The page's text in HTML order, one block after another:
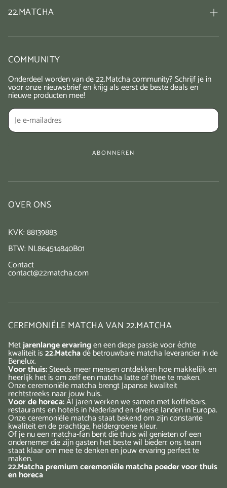
22.MATCHA
Japanse ceremoniële matcha van 22.Matcha
Hoe maak je matcha? Ceremoniële matcha voorbereiden
Inspiratie nodig voor gerechten? Check hier!
Privacy Policy
Terms & Conditions
COMMUNITY
Onderdeel worden van de 22.Matcha community? Schrijf je in
voor onze nieuwsbrief en krijg als eerst de beste deals en
nieuwe producten mee!
ABONNEREN
OVER ONS
KVK: 88139883
BTW: NL864514840B01
Contact
contact@22matcha.com
CEREMONIËLE MATCHA VAN 22.MATCHA
Metjarenlange ervaringen een diepe passie voor échte
kwaliteit is22.Matchadé betrouwbare matcha leverancier in de
Benelux.
Voor thuis:Steeds meer mensen ontdekken hoe makkelijk en
heerlijk het is om zelf een matcha latte of thee te maken.
Onze ceremoniële matcha brengt Japanse kwaliteit
rechtstreeks naar jouw huis.
Voor de horeca:Al jaren werken we samen met koffiebars,
restaurants en hotels in Nederland en diverse landen in Europa.
Onze ceremoniële matcha staat bekend om zijn constante
kwaliteit en de prachtige, heldergroene kleur.
Of je nu een matcha-fan bent die thuis wil genieten of een
ondernemer die zijn gasten het beste wil bieden: ons team
staat klaar om mee te denken en jouw ervaring perfect te
maken.
22.Matcha premium ceremoniële matcha poeder voor thuis
en horeca